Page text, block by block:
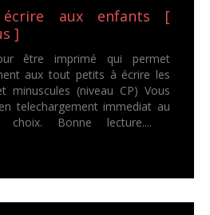
aux enfants [
]
être imprimé qui permet
aux tout petits à écrire les
minuscules (niveau CP) Vous
telechargement immediat au
Bonne lecture....